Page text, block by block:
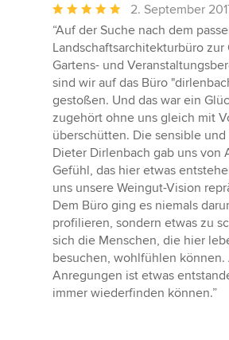
Durchschnittliche
Bewertung:
5
von
5
Sternen
2. September
“Auf der Suche nach dem
Landschaftsarchitekturbüro zur
Gartens- und
sind wir auf das Büro
gestoßen. Und das war ein
zugehört ohne uns gleich mit
überschütten. Die sensible
Dieter Dirlenbach gab uns von
Gefühl, das hier etwas
uns unsere Weingut-Vision
Dem Büro ging es niemals
profilieren, sondern etwas zu
sich die Menschen, die hier
besuchen, wohlfühlen
Anregungen ist etwas
immer wiederfinden können.”